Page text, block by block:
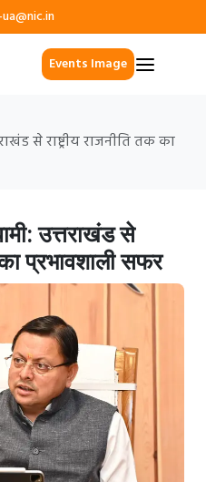
Events Image
से राष्ट्रीय राजनीति तक का
उत्तराखंड से
प्रभावशाली सफर